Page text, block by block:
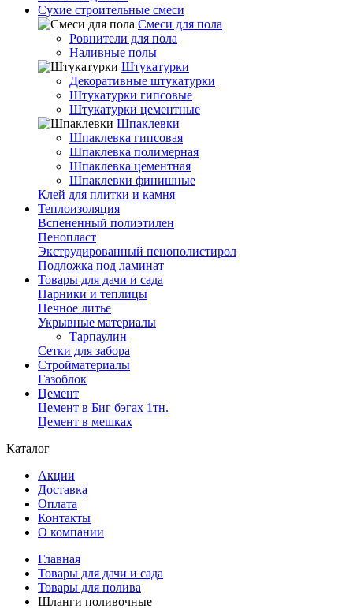
Сухие строительные смеси
Смеси для пола
Ровнители для пола
Наливные полы
Штукатурки
Декоративные штукатурки
Штукатурки гипсовые
Штукатурки цементные
Шпаклевки
Шпаклевка гипсовая
Шпаклевка полимерная
Шпаклевка цементная
Шпаклевки финишные
Клей для плитки и камня
Теплоизоляция
Вспененный полиэтилен
Пенопласт
Экструдированный пенополистирол
Подложка под ламинат
Товары для дачи и сада
Парники и теплицы
Печное литье
Укрывные материалы
Тарпаулин
Сетки для забора
Стройматериалы
Газоблок
Цемент
Цемент в Биг бэгах 1тн.
Цемент в мешках
Каталог
Акции
Доставка
Оплата
Контакты
О компании
Главная
Товары для дачи и сада
Товары для полива
Шланги поливочные